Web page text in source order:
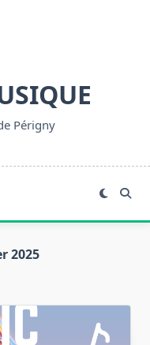
Périgny
2025